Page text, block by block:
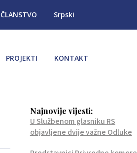
ČLANSTVO Srpski
PROJEKTI KONTAKT
Najnovije vijesti:
U Službenom glasniku RS
objavljene dvije važne Odluke